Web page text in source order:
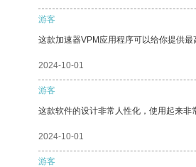
游客
这款加速器VPM应用程序可以给你提供
2024-10-01
游客
这款软件的设计非常人性化，使用起来非
2024-10-01
游客